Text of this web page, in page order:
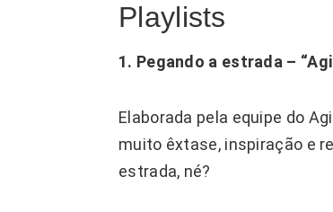
Playlists
1. Pegando a estrada –
Elaborada pela equipe do
muito êxtase, inspiração e
estrada, né?